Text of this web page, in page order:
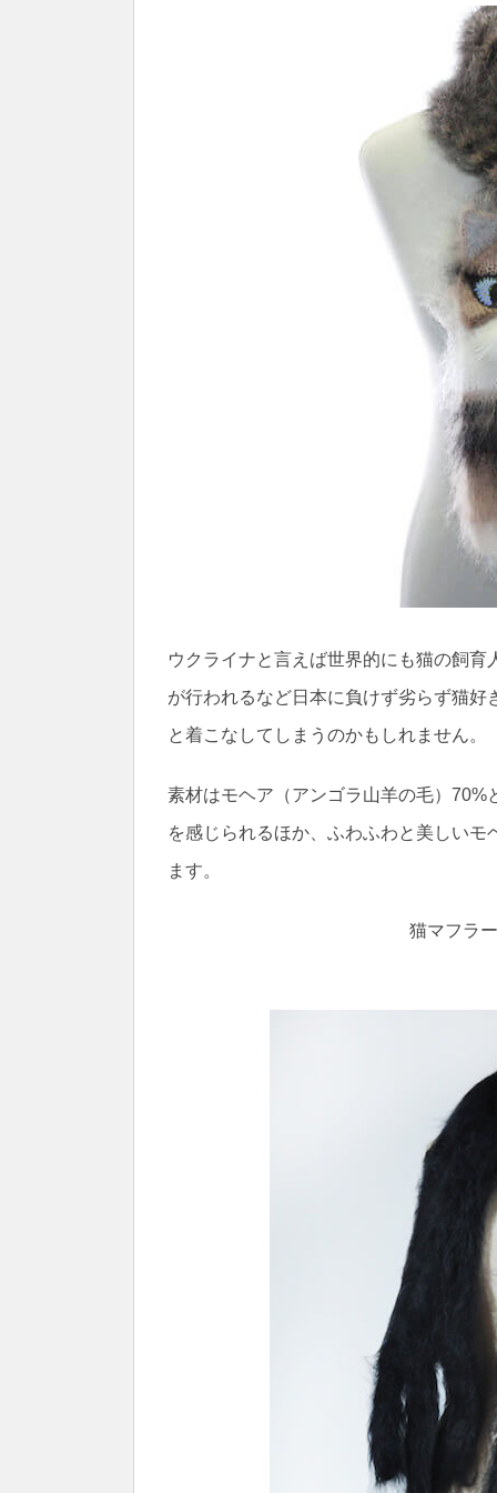
ウクライナと言えば世界的にも猫の飼
が行われるなど日本に負けず劣らず猫
と着こなしてしまうのかもしれません。
素材はモヘア（アンゴラ山羊の毛）
を感じられるほか、ふわふわと美しい
ます。
猫マフラ